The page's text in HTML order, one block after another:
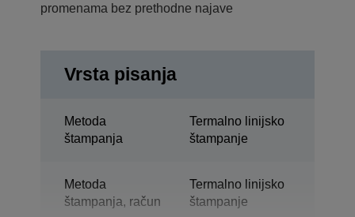
promenama bez prethodne najave
Vrsta pisanja
Metoda
štampanja
Termalno linijsko
štampanje
Metoda
štampanja, račun
Termalno linijsko
štampanje